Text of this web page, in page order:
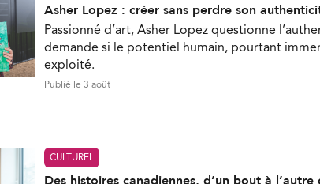
Asher Lopez : créer sans perdre son
Passionné d’art, Asher Lopez questionne
demande si le potentiel humain, pourtant
exploité.
Publié le 3 août
CULTUREL